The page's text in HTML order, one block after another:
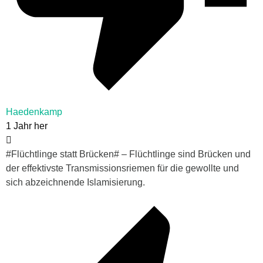
Haedenkamp
1 Jahr her
#Flüchtlinge statt Brücken# – Flüchtlinge sind Brücken und
der effektivste Transmissionsriemen für die gewollte und
sich abzeichnende Islamisierung.